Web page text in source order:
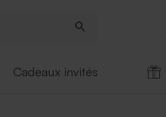
Cadeaux invités